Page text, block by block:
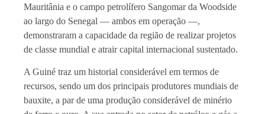
Mauritânia e o campo petrolífero Sangomar da Woodside
ao largo do Senegal — ambos em operação —,
demonstraram a capacidade da região de realizar projetos
de classe mundial e atrair capital internacional sustentado.
A Guiné traz um historial considerável em termos de
recursos, sendo um dos principais produtores mundiais de
bauxite, a par de uma produção considerável de minério